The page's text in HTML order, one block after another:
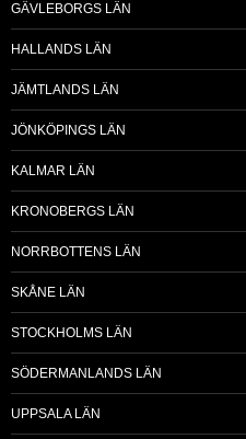
GÄVLEBORGS LÄN
HALLANDS LÄN
JÄMTLANDS LÄN
JÖNKÖPINGS LÄN
KALMAR LÄN
KRONOBERGS LÄN
NORRBOTTENS LÄN
SKÅNE LÄN
STOCKHOLMS LÄN
SÖDERMANLANDS LÄN
UPPSALA LÄN